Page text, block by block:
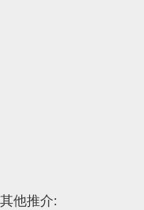
其他推介: